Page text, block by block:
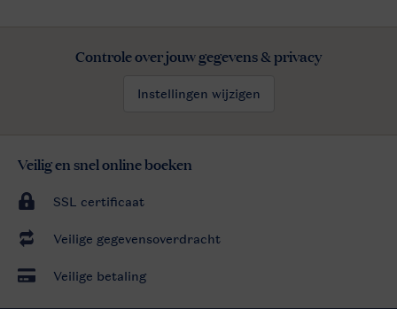
Controle over jouw gegevens & privacy
Instellingen wijzigen
Veilig en snel online boeken
SSL certificaat
Veilige gegevensoverdracht
Veilige betaling